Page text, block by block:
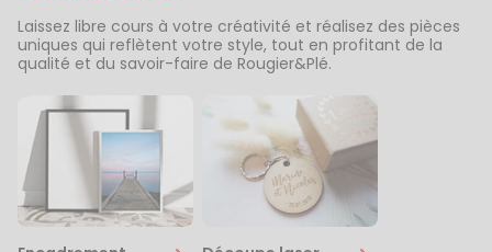
Laissez libre cours à votre créativité et réalisez des pièces
uniques qui reflètent votre style, tout en profitant de la
qualité et du savoir-faire de Rougier&Plé.